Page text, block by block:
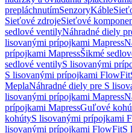
prepláchnutímSenzoryKáble
Sieťové zdrojeSieťové
sedlové ventilyNáhradné diely
lisovanými prípojkami Mapress
prípojkami MapressŠikmé
sedlové ventilyS lisovanými
S lisovanými prípojkami FlowFit
MeplaNáhradné diely pre S
lisovanými prípojkami Mapress
prípojkami MapressGuľové
kohútyS lisovanými prípojkami
lisovanými prípojkami FlowFitS